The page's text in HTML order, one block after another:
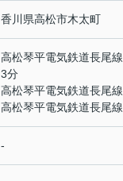
香川県高松市木太町
高松琴平電気鉄道長尾線
3分
高松琴平電気鉄道長尾線
高松琴平電気鉄道長尾線
-